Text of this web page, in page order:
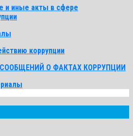
и иные акты в сфере
коррупции
О ФАКТАХ КОРРУПЦИИ